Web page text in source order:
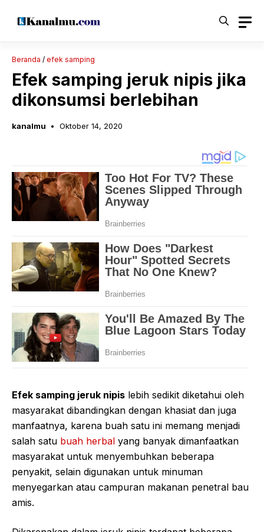
Beranda / efek samping
Efek samping jeruk nipis jika
dikonsumsi berlebihan
kanalmu Oktober 14, 2020
Efek samping jeruk nipis lebih sedikit diketahui oleh
masyarakat dibandingkan dengan khasiat dan juga
manfaatnya, karena buah satu ini memang menjadi
salah satu buah herbal yang banyak dimanfaatkan
masyarakat untuk menyembuhkan beberapa
penyakit, selain digunakan untuk minuman
menyegarkan atau campuran makanan penetral bau
amis.